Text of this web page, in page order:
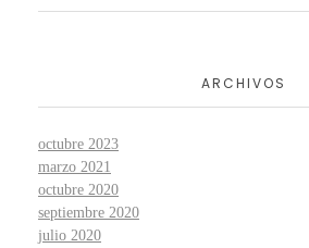
ARCHIVOS
octubre 2023
marzo 2021
octubre 2020
septiembre 2020
julio 2020